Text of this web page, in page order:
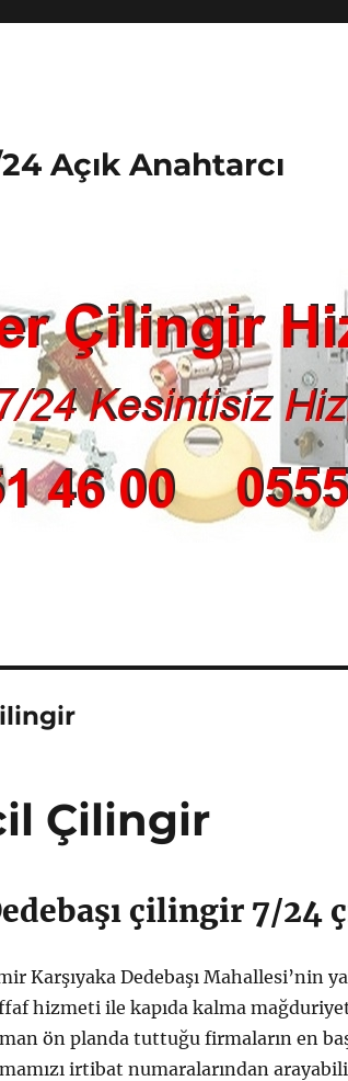
Açık Anahtarcı
Çilingir
çilingir 7/24
Karşıyaka Dedebaşı Mahallesi’nin
hizmeti ile kapıda kalma
ön planda tuttuğu firmaların en
irtibat numaralarından